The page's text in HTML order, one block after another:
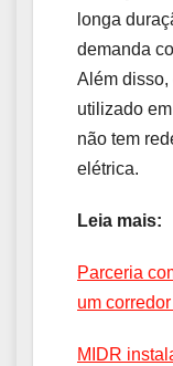
longa
demanda
Além
utilizado
não tem
elétrica.
Leia mais:
Parceria
um
MIDR